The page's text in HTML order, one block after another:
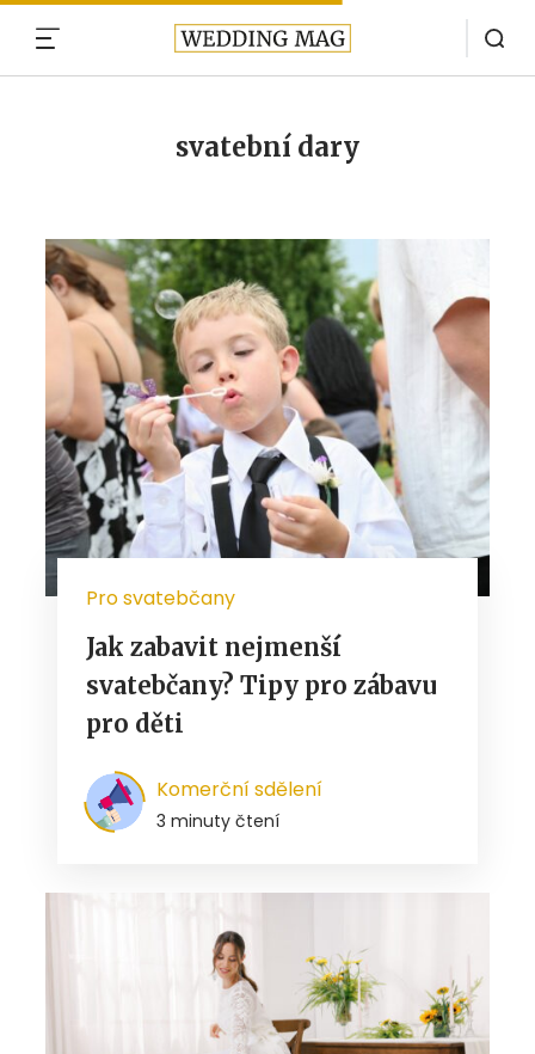
svatební dary
Pro svatebčany
Jak zabavit nejmenší
svatebčany? Tipy pro zábavu
pro děti
Komerční sdělení
3 minuty čtení